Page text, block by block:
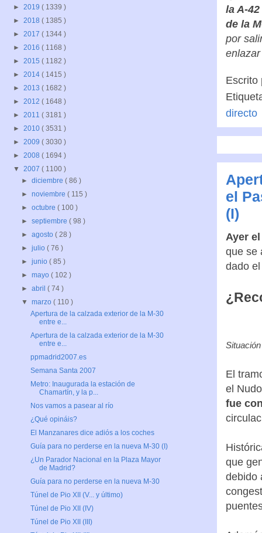
Quizás
la A-
de la
por
directo
el
Ayer
que se
El
el
fue
que
debido
► 2019 ( 1339 )
► 2018 ( 1385 )
► 2017 ( 1344 )
► 2016 ( 1168 )
► 2015 ( 1182 )
► 2014 ( 1415 )
► 2013 ( 1682 )
► 2012 ( 1648 )
► 2011 ( 3181 )
► 2010 ( 3531 )
► 2009 ( 3030 )
► 2008 ( 1694 )
▼ 2007 ( 1100 )
►diciembre( 86 )
►noviembre( 115 )
►octubre( 100 )
►septiembre( 98 )
►agosto( 28 )
►julio( 76 )
►junio( 85 )
►mayo( 102 )
►abril( 74 )
▼marzo( 110 )
Apertura de la calzada exterior de la M-30
entre e...
Apertura de la calzada exterior de la M-30
entre e...
ppmadrid2007.es
Semana Santa 2007
Metro: Inaugurada la estación de
Chamartín, y la p...
Nos vamos a pasear al río
¿Qué opináis?
El Manzanares dice adiós a los coches
Guía para no perderse en la nueva M-30 (I)
¿Un Parador Nacional en la Plaza Mayor
de Madrid?
Guía para no perderse en la nueva M-30
Túnel de Pio XII (V... y último)
Túnel de Pio XII (IV)
Túnel de Pio XII (III)